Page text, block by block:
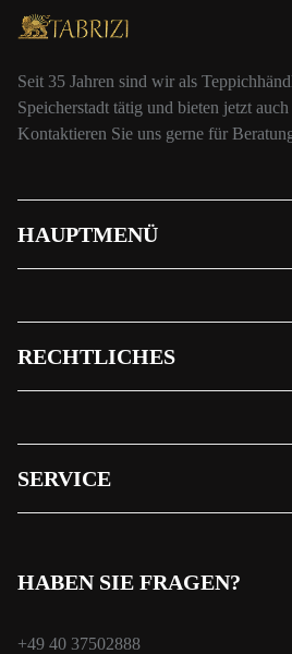
Seit 35 Jahren sind wir als
Speicherstadt tätig und bieten jetzt
Kontaktieren Sie uns gerne für
HAUPTMENÜ
RECHTLICHES
SERVICE
HABEN SIE FRAGEN?
+49 40 37502888